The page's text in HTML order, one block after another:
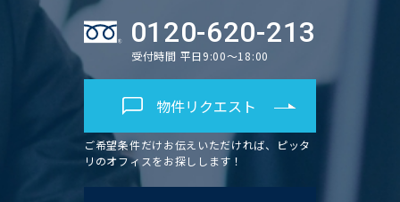
0120-620-213
受付時間 平日9:00～18:00
物件リクエスト
ご希望条件だけお伝えいただければ、ピッタ
リのオフィスをお探しします！